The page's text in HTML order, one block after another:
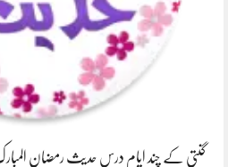
گنتی کے چند ایام درسِ حدیث رمضان المبارک